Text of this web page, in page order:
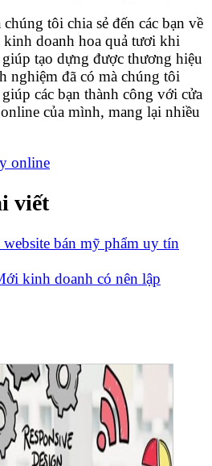
tôi chia sẻ đến các bạn về
doanh hoa quả tươi khi
tạo dựng được thương hiệu
nghiệm đã có mà chúng tôi
các bạn thành công với cửa
của mình, mang lại nhiều
online
viết
bán mỹ phẩm uy tín
kinh doanh có nên lập